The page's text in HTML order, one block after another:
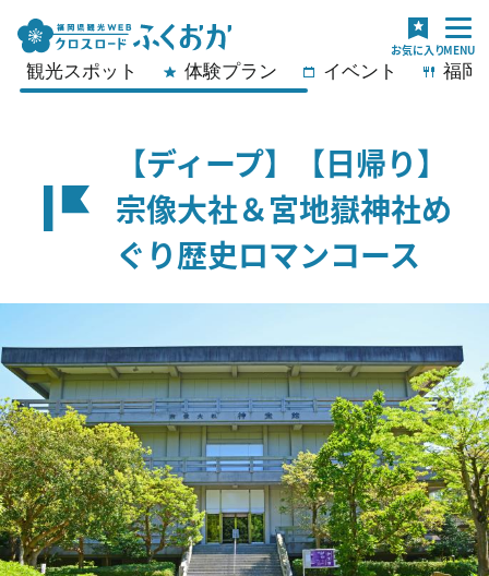
観光スポット 体験プラン イベント 福岡
【ディープ】【日帰り】
宗像大社＆宮地嶽神社め
ぐり歴史ロマンコース